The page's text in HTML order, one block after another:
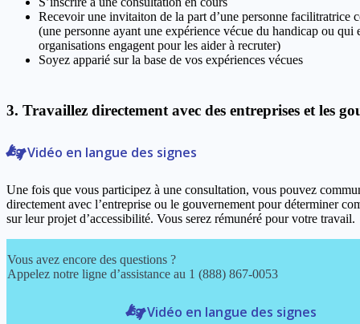
Recevoir une invitaiton de la part d’une personne facilitratrice
(une personne ayant une expérience vécue du handicap ou qui
organisations engagent pour les aider à recruter)
Soyez apparié sur la base de vos expériences vécues
3. Travaillez directement avec des entreprises et les
Vidéo en langue des signes
Une fois que vous participez à une consultation, vous pouvez
directement avec l’entreprise ou le gouvernement pour déterminer
sur leur projet d’accessibilité. Vous serez rémunéré pour votre travail.
Vous avez encore des questions ?
Appelez notre ligne d’assistance au 1 (888) 867-0053
Vidéo en langue des signes